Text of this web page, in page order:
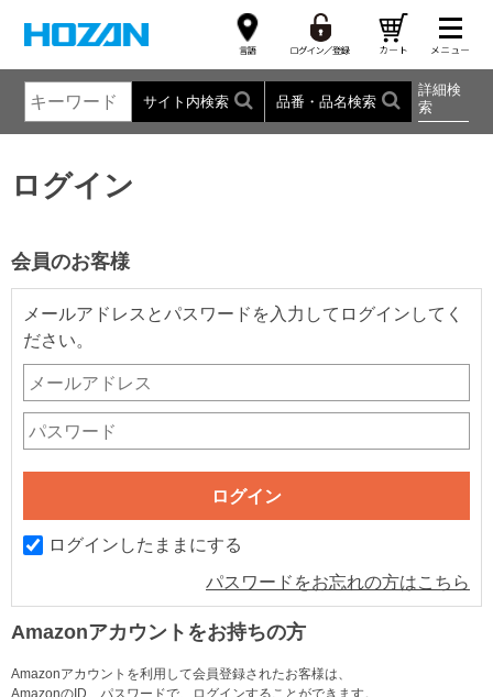
サイト内検索 品番・品名検索
詳細検
索
ログイン
会員のお客様
メールアドレスとパスワードを入力してログインしてく
ださい。
ログインしたままにする
パスワードをお忘れの方はこちら
Amazonアカウントをお持ちの方
Amazonアカウントを利用して会員登録されたお客様は、
AmazonのID、パスワードで、ログインすることができます。